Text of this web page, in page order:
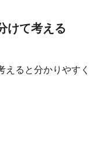
けて考える
えると分かりやすく